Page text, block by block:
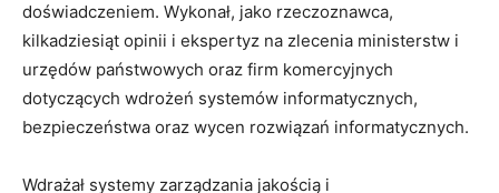
doświadczeniem. Wykonał, jako rzeczoznawca,
kilkadziesiąt opinii i ekspertyz na zlecenia ministerstw i
urzędów państwowych oraz firm komercyjnych
dotyczących wdrożeń systemów informatycznych,
bezpieczeństwa oraz wycen rozwiązań informatycznych.
Wdrażał systemy zarządzania jakością i